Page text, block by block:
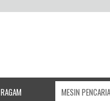
RAGAM